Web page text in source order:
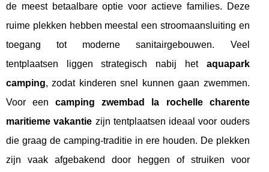
de meest betaalbare optie voor actieve families. Deze
ruime plekken hebben meestal een stroomaansluiting en
toegang tot moderne sanitairgebouwen. Veel
tentplaatsen liggen strategisch nabij het aquapark
camping, zodat kinderen snel kunnen gaan zwemmen.
Voor eencamping zwembad la rochelle charente
maritieme vakantie zijn tentplaatsen ideaal voor ouders
die graag de camping-traditie in ere houden. De plekken
zijn vaak afgebakend door heggen of struiken voor